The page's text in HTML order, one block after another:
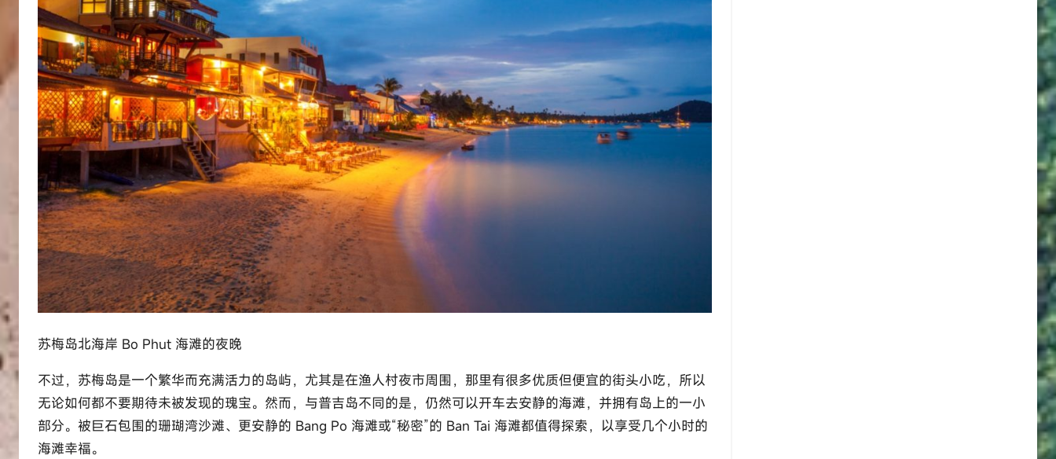
苏梅岛北海岸 Bo Phut 海滩的夜晚
不过，苏梅岛是一个繁华而充满活力的岛屿，尤其是在渔人村夜市周围，那里有很多优质但便宜的街头小吃，所以
无论如何都不要期待未被发现的瑰宝。然而，与普吉岛不同的是，仍然可以开车去安静的海滩，并拥有岛上的一小
部分。被巨石包围的珊瑚湾沙滩、更安静的 Bang Po 海滩或“秘密”的 Ban Tai 海滩都值得探索，以享受几个小时的
海滩幸福。